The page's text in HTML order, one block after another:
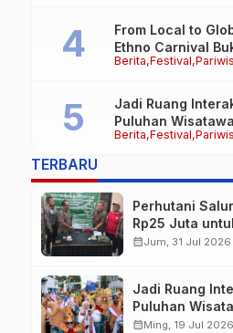
Berita Festival
From Local to
Ethno Carnival
Mampu Mendunia
Berita Festival
Jadi Ruang
Puluhan
Meriahkan BEC
TERBARU
Perhutani
Rp25 Juta
Warga Sekitar
calendar_monthJum, 31 Jul 2026
Jadi Ruang
Puluhan
Meriahkan BEC
calendar_monthMing, 19 Jul 2026